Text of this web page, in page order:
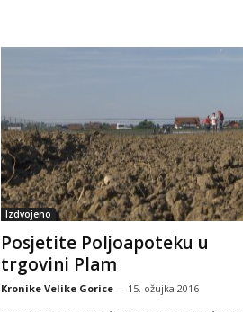
Izdvojeno
Posjetite Poljoapoteku u
trgovini Plam
Kronike Velike Gorice - 15. ožujka 2016